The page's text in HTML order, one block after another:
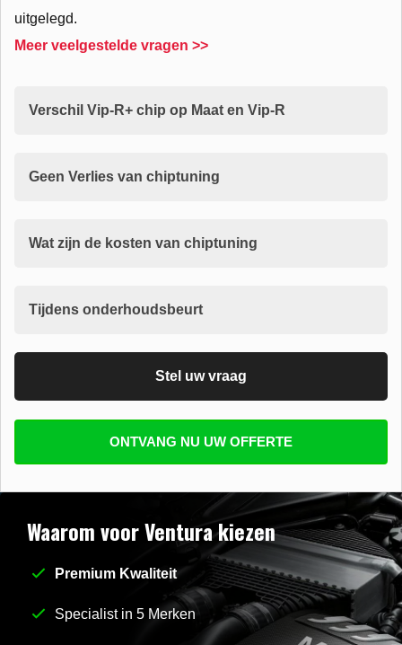
uitgelegd.
Meer veelgestelde vragen >>
Verschil Vip-R+ chip op Maat en Vip-R
Geen Verlies van chiptuning
Wat zijn de kosten van chiptuning
Tijdens onderhoudsbeurt
Stel uw vraag
Stel uw vraag*
ONTVANG NU UW OFFERTE
Waarom voor Ventura kiezen
Premium Kwaliteit
Specialist in 5 Merken